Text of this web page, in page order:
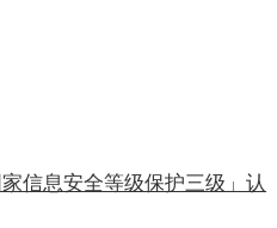
信息安全等级保护三级」认